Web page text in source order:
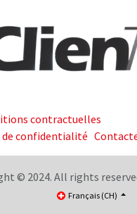
contractuelles
confidentialité
© 2024. All rights
Français (CH)